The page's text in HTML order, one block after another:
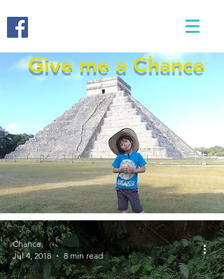
Give me a Chance
Chance
Jul 4, 2018
8 min read